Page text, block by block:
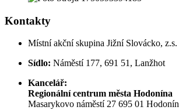
Kontakty
Místní akční skupina Jižní Slovácko, z.s.
Sídlo: Náměstí 177, 691 51, Lanžhot
Kancelář:
Regionální centrum města Hodonína
Masarykovo náměstí 27 695 01 Hodonín